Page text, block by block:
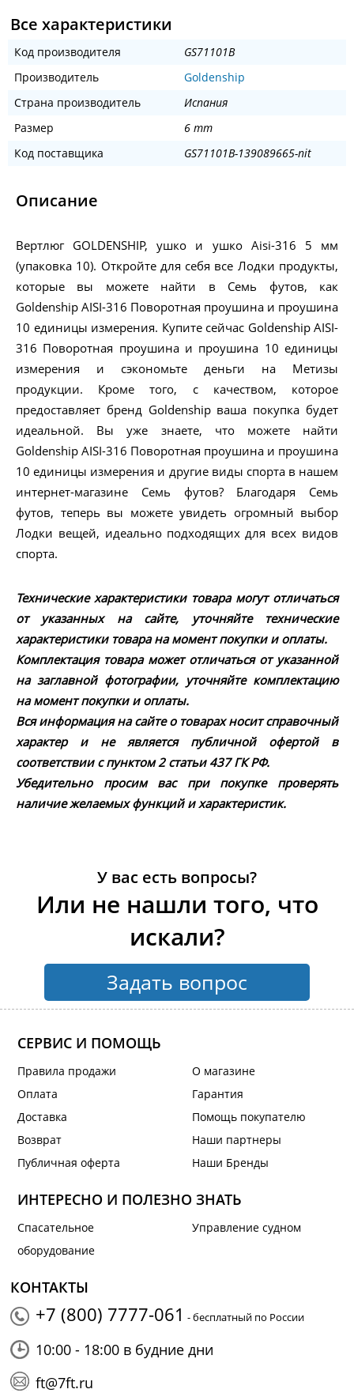
Все характеристики
Код производителя
GS71101B
Производитель
Goldenship
Страна производитель
Испания
Размер
6 mm
Код поставщика
GS71101B-139089665-nit
Описание
Вертлюг GOLDENSHIP, ушко и ушко Aisi-316 5 мм
(упаковка 10). Откройте для себя все Лодки продукты,
которые вы можете найти в Семь футов, как
Goldenship AISI-316 Поворотная проушина и проушина
10 единицы измерения. Купите сейчас Goldenship AISI-
316 Поворотная проушина и проушина 10 единицы
измерения и сэкономьте деньги на Метизы
продукции. Кроме того, с качеством, которое
предоставляет бренд Goldenship ваша покупка будет
идеальной. Вы уже знаете, что можете найти
Goldenship AISI-316 Поворотная проушина и проушина
10 единицы измерения и другие виды спорта в нашем
интернет-магазине Семь футов? Благодаря Семь
футов, теперь вы можете увидеть огромный выбор
Лодки вещей, идеально подходящих для всех видов
спорта.
Технические характеристики товара могут отличаться
от указанных на сайте, уточняйте технические
характеристики товара на момент покупки и оплаты.
Комплектация товара может отличаться от указанной
на заглавной фотографии, уточняйте комплектацию
на момент покупки и оплаты.
Вся информация на сайте о товарах носит справочный
характер и не является публичной офертой в
соответствии с пунктом 2 статьи 437 ГК РФ.
Убедительно просим вас при покупке проверять
наличие желаемых функций и характеристик.
У вас есть вопросы?
Или не нашли того, что
искали?
Задать вопрос
СЕРВИС И ПОМОЩЬ
Правила продажи
Оплата
Доставка
Возврат
Публичная оферта
О магазине
Гарантия
Помощь покупателю
Наши партнеры
Наши Бренды
ИНТЕРЕСНО И ПОЛЕЗНО ЗНАТЬ
Спасательное
оборудование
Управление судном
КОНТАКТЫ
+7 (800) 7777-061 - бесплатный по России
10:00 - 18:00 в будние дни
ft@7ft.ru